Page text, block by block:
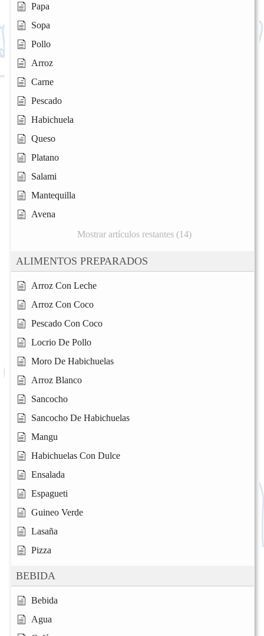
Papa
Sopa
Pollo
Arroz
Carne
Pescado
Habichuela
Queso
Platano
Salami
Mantequilla
Avena
Mostrar artículos restantes (14)
ALIMENTOS PREPARADOS
Arroz Con Leche
Arroz Con Coco
Pescado Con Coco
Locrio De Pollo
Moro De Habichuelas
Arroz Blanco
Sancocho
Sancocho De Habichuelas
Mangu
Habichuelas Con Dulce
Ensalada
Espagueti
Guineo Verde
Lasaña
Pizza
BEBIDA
Bebida
Agua